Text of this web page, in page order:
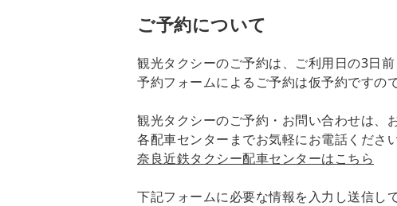
ご予約について
観光タクシーのご予約は、ご利用日の3日前
予約フォームによるご予約は仮予約ですの
観光タクシーのご予約・お問い合わせは、
各配車センターまでお気軽にお電話ください
奈良近鉄タクシー配車センターはこちら
下記フォームに必要な情報を入力し送信し